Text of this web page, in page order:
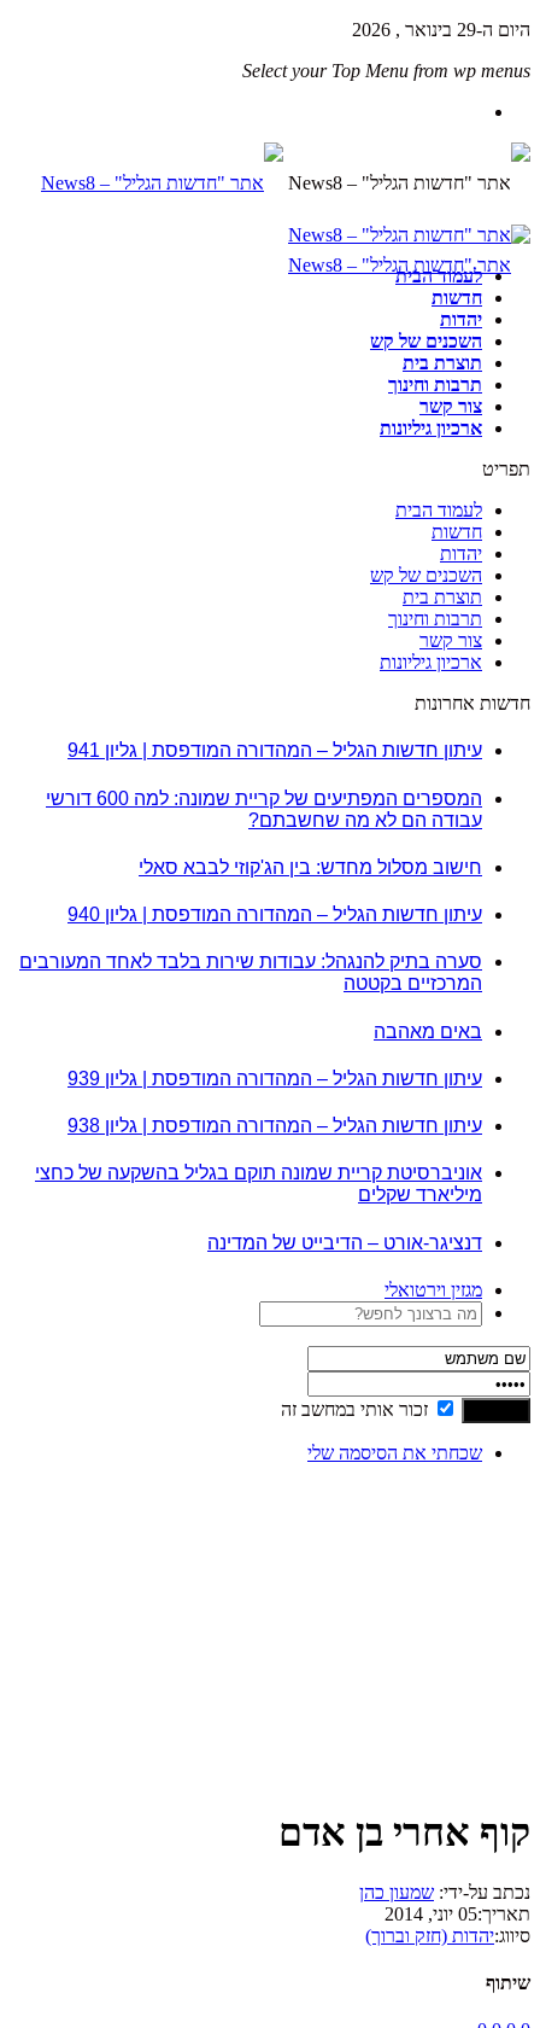
היום ה-29 בינואר , 2026
Select your Top Menu from wp menus
לעמוד הבית
חדשות
יהדות
השכנים של קש
תוצרת בית
תרבות וחינוך
צור קשר
ארכיון גיליונות
תפריט
לעמוד הבית
חדשות
יהדות
השכנים של קש
תוצרת בית
תרבות וחינוך
צור קשר
ארכיון גיליונות
חדשות אחרונות
עיתון חדשות הגליל – המהדורה המודפסת | גליון 941
המספרים המפתיעים של קריית שמונה: למה 600 דורשי
עבודה הם לא מה שחשבתם?
חישוב מסלול מחדש: בין הג'קוזי לבבא סאלי
עיתון חדשות הגליל – המהדורה המודפסת | גליון 940
סערה בתיק להנגהל: עבודות שירות בלבד לאחד המעורבים
המרכזיים בקטטה
באים מאהבה
עיתון חדשות הגליל – המהדורה המודפסת | גליון 939
עיתון חדשות הגליל – המהדורה המודפסת | גליון 938
אוניברסיטת קריית שמונה תוקם בגליל בהשקעה של כחצי
מיליארד שקלים
דנציגר-אורט – הדיבייט של המדינה
מגזין וירטואלי
זכור אותי במחשב זה
שכחתי את הסיסמה שלי
קוף אחרי בן אדם
נכתב על-ידי: שמעון כהן
תאריך:05 יוני, 2014
סיווג:יהדות (חזק וברוך)
שיתוף